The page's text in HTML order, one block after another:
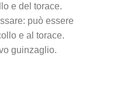
e del torace.
può essere
e al torace.
guinzaglio.